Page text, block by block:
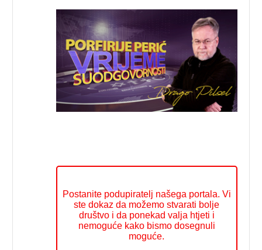
Postanite podupiratelj našega portala. Vi
ste dokaz da možemo stvarati bolje
društvo i da ponekad valja htjeti i
nemoguće kako bismo dosegnuli
moguće.